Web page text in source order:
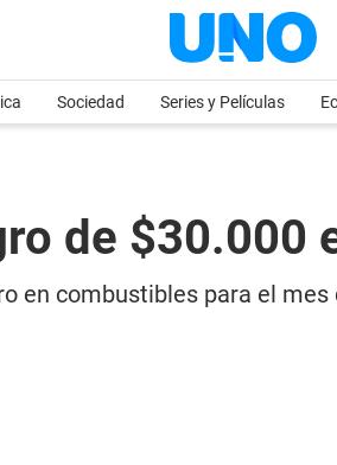
Sociedad Series y Películas
de $30.000
en combustibles para el